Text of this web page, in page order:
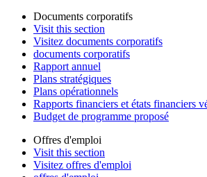
Documents corporatifs
Visit this section
Visitez documents corporatifs
documents corporatifs
Rapport annuel
Plans stratégiques
Plans opérationnels
Rapports financiers et états financiers
Budget de programme proposé
Offres d'emploi
Visit this section
Visitez offres d'emploi